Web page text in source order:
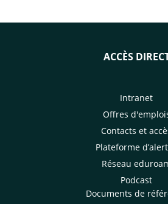
ACCÈS
Intranet
Offres
Contacts et
Plateforme
Réseau
Podcast
Documents de